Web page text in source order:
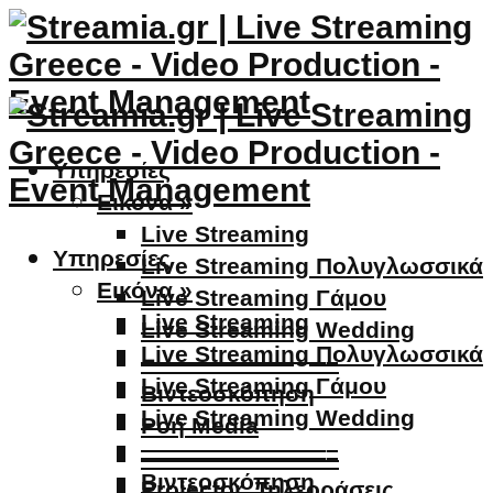
Υπηρεσίες
Εικόνα »
Live Streaming
Live Streaming Πολυγλωσσικά
Live Streaming Γάμου
Live Streaming Wedding
————————–
Βιντεοσκόπηση
Ροή Media
————————–
Υπηρεσίες
Εικόνα »
Live Streaming
Live Streaming Πολυγλωσσικά
Live Streaming Γάμου
Live Streaming Wedding
————————–
Βιντεοσκόπηση